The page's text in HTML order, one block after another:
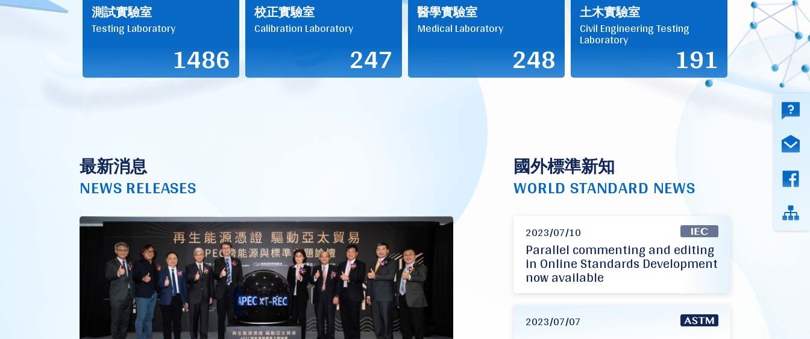
測試實驗室
Testing Laboratory
1486
校正實驗室
Calibration Laboratory
247
醫學實驗室
Medical Laboratory
248
土木實驗室
Civil Engineering Testing
Laboratory 191
最新消息
NEWS RELEASES
國外標準新知
WORLD STANDARD NEWS
2023/07/10
Parallel commenting and editing
in Online Standards Development
now available
2023/07/07